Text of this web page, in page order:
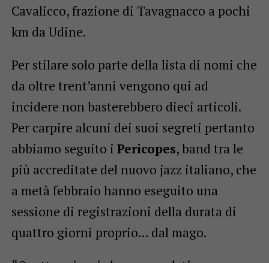
Cavalicco, frazione di Tavagnacco a pochi
km da Udine.
Per stilare solo parte della lista di nomi che
da oltre trent’anni vengono qui ad
incidere non basterebbero dieci articoli.
Per carpire alcuni dei suoi segreti pertanto
abbiamo seguito i Pericopes, band tra le
più accreditate del nuovo jazz italiano, che
a metà febbraio hanno eseguito una
sessione di registrazioni della durata di
quattro giorni proprio… dal mago.